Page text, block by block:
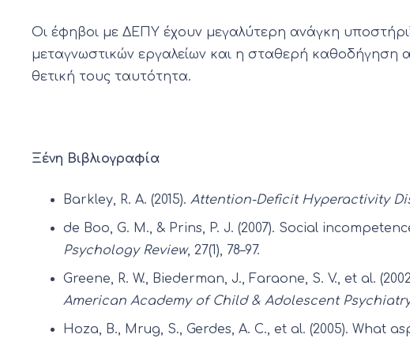
Οι έφηβοι με ΔΕΠΥ έχουν μεγαλύτερη ανάγκη
μεταγνωστικών εργαλείων και η σταθερή καθοδήγηση
θετική τους ταυτότητα.
Ξένη Βιβλιογραφία
Barkley, R. A. (2015). Attention-Deficit Hyperactivity
de Boo, G. M., & Prins, P. J. (2007). Social
Psychology Review, 27(1), 78–97.
Greene, R. W., Biederman, J., Faraone, S. V., et al.
American Academy of Child & Adolescent
Hoza, B., Mrug, S., Gerdes, A. C., et al. (2005).